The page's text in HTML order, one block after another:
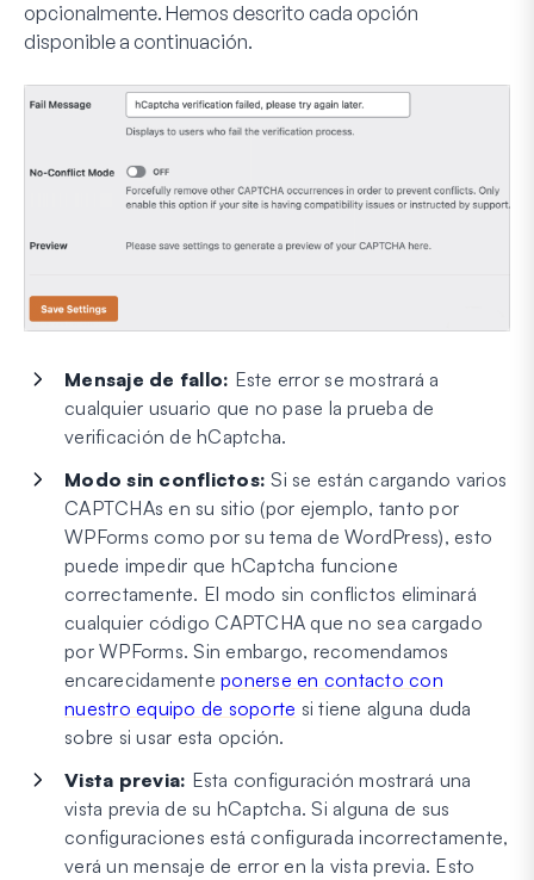
opcionalmente. Hemos descrito cada opción
disponible a continuación.
Mensaje de fallo: Este error se mostrará a
cualquier usuario que no pase la prueba de
verificación de hCaptcha.
Modo sin conflictos:Si se están cargando varios
CAPTCHAs en su sitio (por ejemplo, tanto por
WPForms como por su tema de WordPress), esto
puede impedir que hCaptcha funcione
correctamente. El modo sin conflictos eliminará
cualquier código CAPTCHA que no sea cargado
por WPForms. Sin embargo, recomendamos
encarecidamente ponerse en contacto con
nuestro equipo de soporte si tiene alguna duda
sobre si usar esta opción.
Vista previa: Esta configuración mostrará una
vista previa de su hCaptcha. Si alguna de sus
configuraciones está configurada incorrectamente,
verá un mensaje de error en la vista previa. Esto